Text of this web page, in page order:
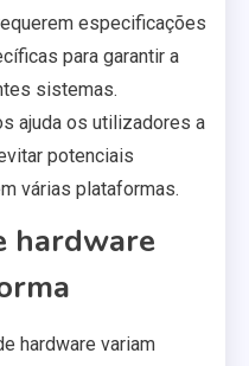
especificações
para garantir a
sistemas.
ajuda os utilizadores a
potenciais
várias plataformas.
hardware
hardware variam